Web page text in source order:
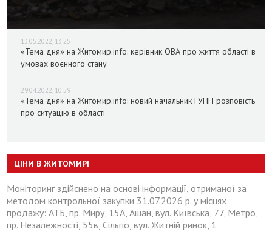
13.05.2022, 13:25
«Тема дня» на Житомир.info: керівник ОВА про життя області в
умовах воєнного стану
29.04.2022, 10:59
«Тема дня» на Житомир.info: новий начальник ГУНП розповість
про ситуацію в області
ЦІНИ В ЖИТОМИРІ
Моніторинг здійснено на основі інформації, отриманої за
методом контрольної закупки 31.07.2026 р. у місцях
продажу: АТБ, пр. Миру, 15А, Ашан, вул. Київська, 77, Метро,
пр. Незалежності, 55в, Сільпо, вул. Житній ринок, 1